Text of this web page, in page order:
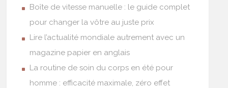
Boîte de vitesse manuelle : le guide complet
pour changer la vôtre au juste prix
Lire l’actualité mondiale autrement avec un
magazine papier en anglais
La routine de soin du corps en été pour
homme : efficacité maximale, zéro effet